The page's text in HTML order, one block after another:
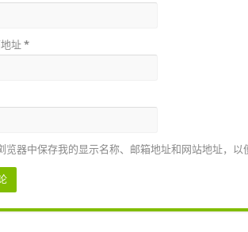
址*
览器中保存我的显示名称、邮箱地址和网站地址，以